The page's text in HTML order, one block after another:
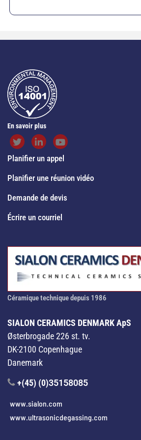
En savoir plus
Planifier un appel
Planifier une réunion vidéo
Demande de devis
Écrire un courriel
Céramique technique depuis 1986
SIALON CERAMICS DENMARK ApS
Østerbrogade 226 st. tv.
DK-2100 Copenhague
Danemark
+(45) (0)35158085
www.sialon.com
www.ultrasonicdegassing.com